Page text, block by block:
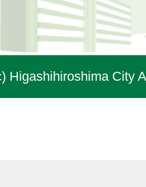
Higashihiroshima City